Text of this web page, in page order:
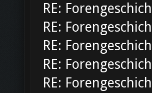
RE:
RE:
RE:
RE:
RE: